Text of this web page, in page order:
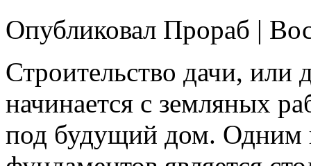
Опубликовал Прораб |
Строительство дачи, или
начинается с земляных
под будущий дом. Одним